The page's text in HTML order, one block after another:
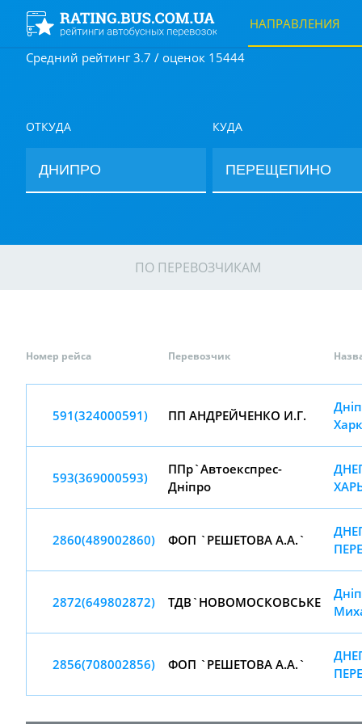
НАПРАВЛЕНИЯ
Средний рейтинг 3.7 / оценок 15444
ОТКУДА КУДА
ПО ПЕРЕВОЗЧИКАМ
Номер рейса Перевозчик
591(324000591) ПП АНДРЕЙЧЕНКО И.Г.
593(369000593)
ППр`Автоекспрес-
Днiпро
2860(489002860) ФОП `РЕШЕТОВА А.А.`
2872(649802872) ТДВ`НОВОМОСКОВСЬКЕ
2856(708002856) ФОП `РЕШЕТОВА А.А.`